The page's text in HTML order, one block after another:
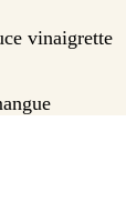
vinaigrette